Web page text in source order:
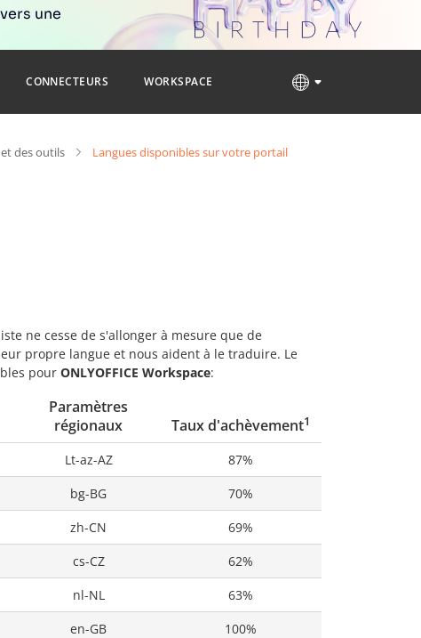
une
CONNECTEURS WORKSPACE
des outils Langues disponibles sur votre portail
ne cesse de s'allonger à mesure que de
propre langue et nous aident à le traduire. Le
pour ONLYOFFICE Workspace:
Paramètres
régionaux
Taux d'achèvement1
Lt-az-AZ
87%
bg-BG
70%
zh-CN
69%
cs-CZ
62%
nl-NL
63%
en-GB
100%